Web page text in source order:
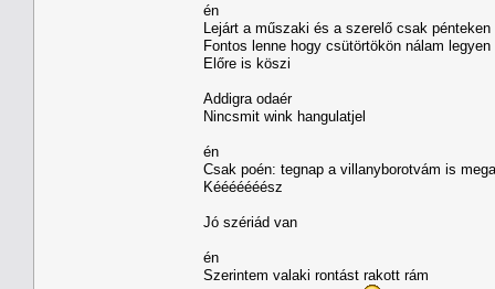
én
Lejárt a műszaki és a szerelő csak pénteken
Fontos lenne hogy csütörtökön nálam legyen
Előre is köszi
Addigra odaér
Nincsmit wink hangulatjel
én
Csak poén: tegnap a villanyborotvám is
Kééééééész
Jó szériád van
én
Szerintem valaki rontást rakott rám